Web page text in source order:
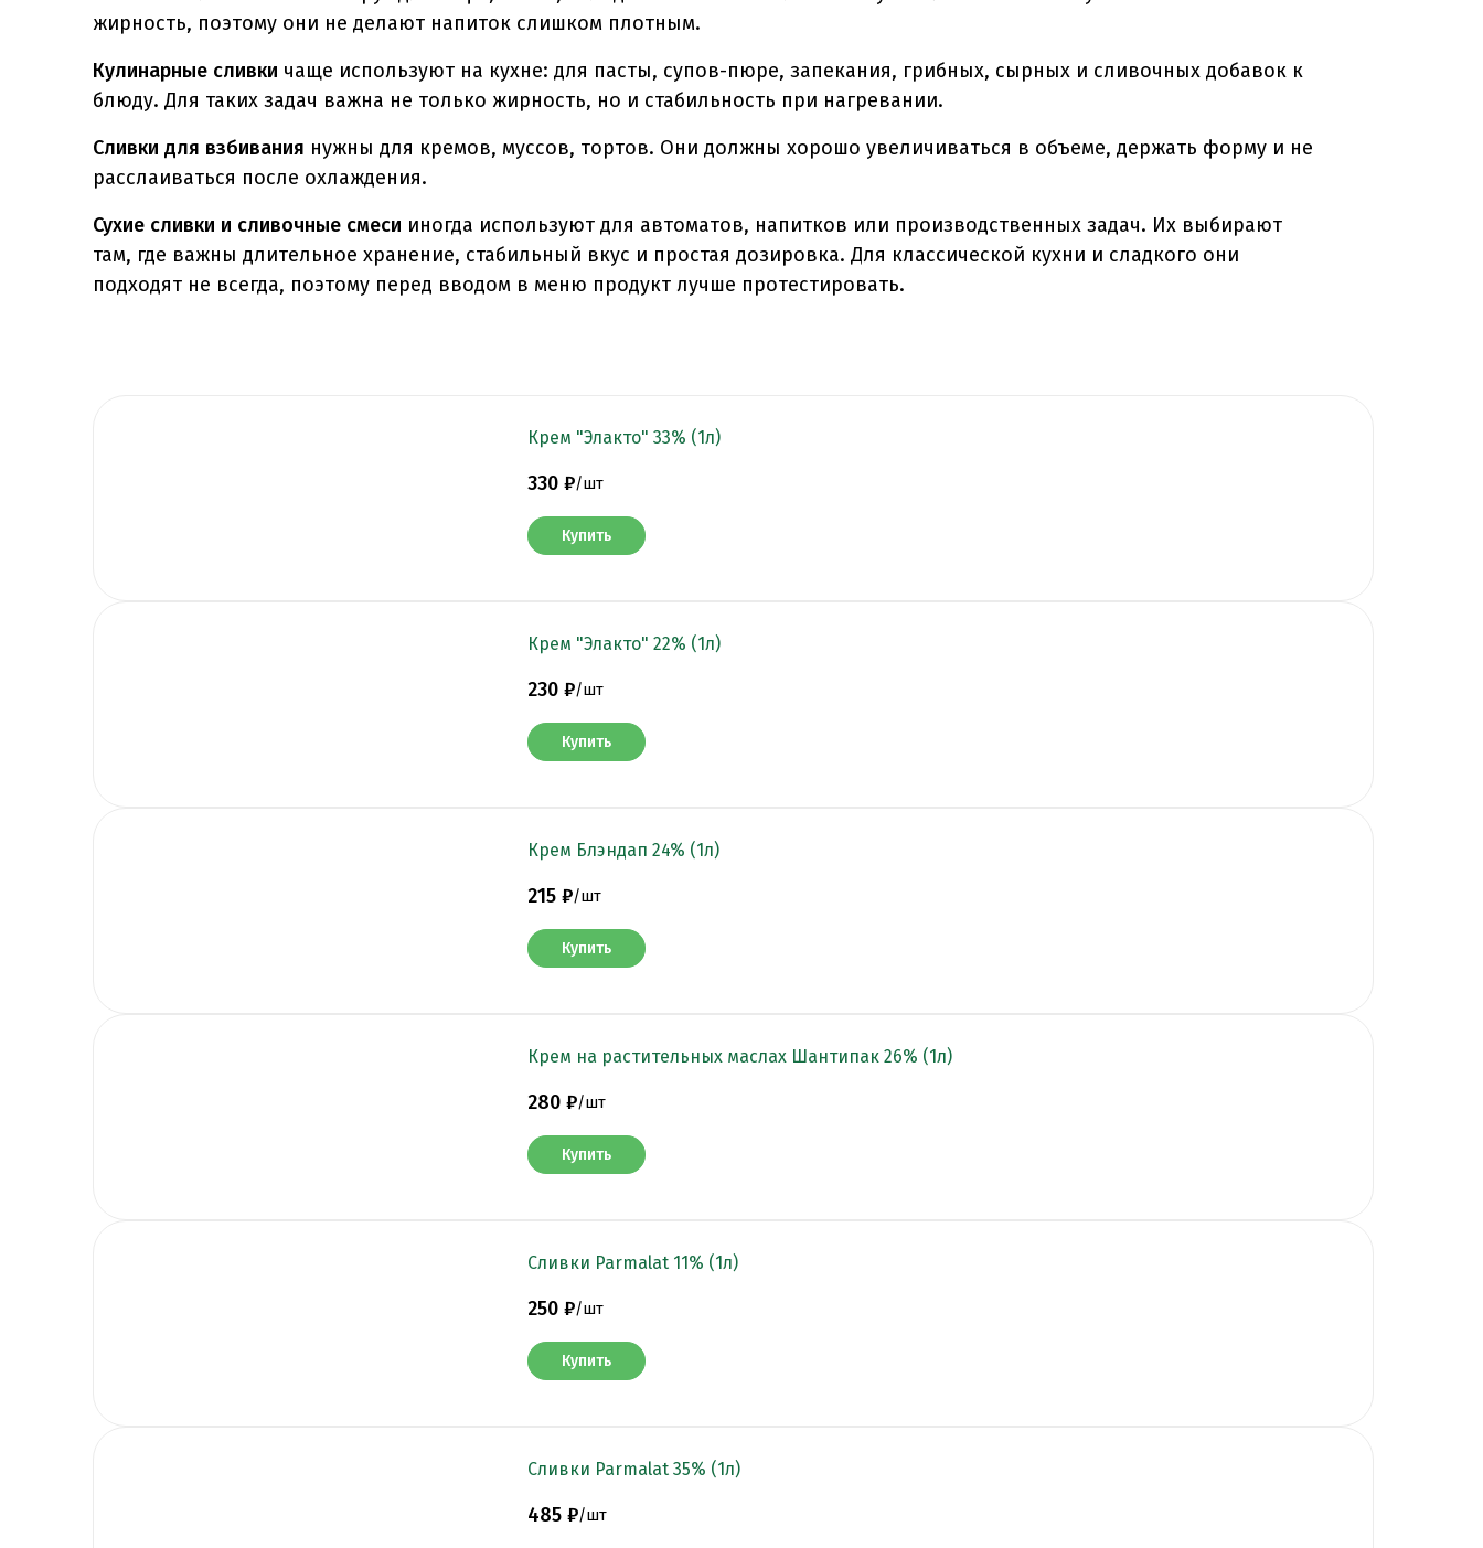
жирность, поэтому они не делают напиток слишком плотным.
Кулинарные сливки чаще используют на кухне: для пасты, супов-пюре, запекания, грибных, сырных и сливочных добавок к
блюду. Для таких задач важна не только жирность, но и стабильность при нагревании.
Сливки для взбивания нужны для кремов, муссов, тортов. Они должны хорошо увеличиваться в объеме, держать форму и не
расслаиваться после охлаждения.
Сухие сливки и сливочные смеси иногда используют для автоматов, напитков или производственных задач. Их выбирают
там, где важны длительное хранение, стабильный вкус и простая дозировка. Для классической кухни и сладкого они
подходят не всегда, поэтому перед вводом в меню продукт лучше протестировать.
Крем "Элакто" 33% (1л)
330 ₽/шт
Купить
Крем "Элакто" 22% (1л)
230 ₽/шт
Купить
Крем Блэндап 24% (1л)
215 ₽/шт
Купить
Крем на растительных маслах Шантипак 26% (1л)
280 ₽/шт
Купить
Сливки Parmalat 11% (1л)
250 ₽/шт
Купить
Сливки Parmalat 35% (1л)
485 ₽/шт